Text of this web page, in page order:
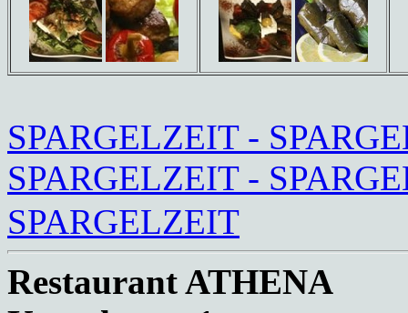
SPARGELZEIT -
SPARGELZEIT -
SPARGELZEIT
Restaurant ATHENA